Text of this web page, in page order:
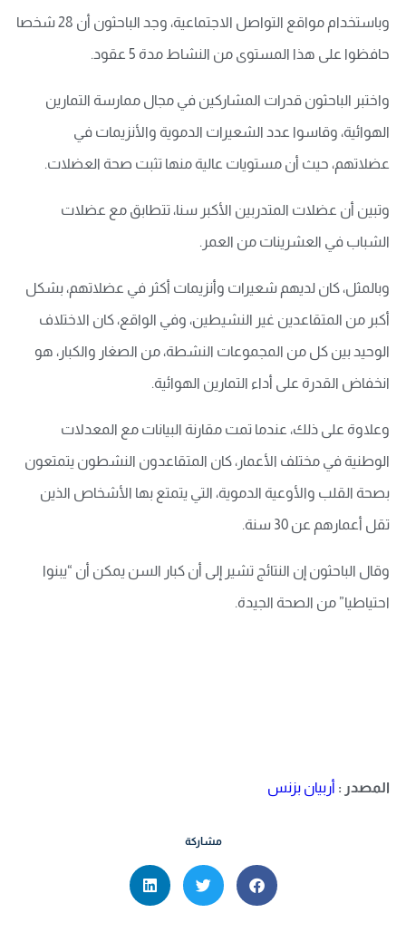
وباستخدام مواقع التواصل الاجتماعية، وجد الباحثون أن 28 شخصا
حافظوا على هذا المستوى من النشاط مدة 5 عقود.
واختبر الباحثون قدرات المشاركين في مجال ممارسة التمارين
الهوائية، وقاسوا عدد الشعيرات الدموية والأنزيمات في
عضلاتهم، حيث أن مستويات عالية منها تثبت صحة العضلات.
وتبين أن عضلات المتدربين الأكبر سنا، تتطابق مع عضلات
الشباب في العشرينات من العمر.
وبالمثل، كان لديهم شعيرات وأنزيمات أكثر في عضلاتهم، بشكل
أكبر من المتقاعدين غير النشيطين، وفي الواقع، كان الاختلاف
الوحيد بين كل من المجموعات النشطة، من الصغار والكبار، هو
انخفاض القدرة على أداء التمارين الهوائية.
وعلاوة على ذلك، عندما تمت مقارنة البيانات مع المعدلات
الوطنية في مختلف الأعمار، كان المتقاعدون النشطون يتمتعون
بصحة القلب والأوعية الدموية، التي يتمتع بها الأشخاص الذين
تقل أعمارهم عن 30 سنة.
وقال الباحثون إن النتائج تشير إلى أن كبار السن يمكن أن “يبنوا
احتياطيا” من الصحة الجيدة.
المصدر : أربيان بزنس
مشاركة